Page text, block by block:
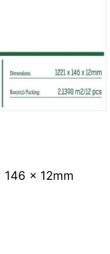
146 x 12mm